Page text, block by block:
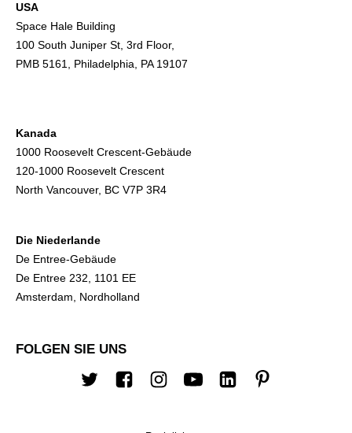
USA
Space Hale Building
100 South Juniper St, 3rd Floor,
PMB 5161, Philadelphia, PA 19107
Kanada
1000 Roosevelt Crescent-Gebäude
120-1000 Roosevelt Crescent
North Vancouver, BC V7P 3R4
Die Niederlande
De Entree-Gebäude
De Entree 232, 1101 EE
Amsterdam, Nordholland
FOLGEN SIE UNS
TwitterFacebookInstagram
YoutubeLinkedin